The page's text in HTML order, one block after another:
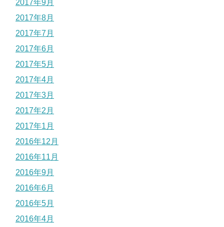
2017年9月
2017年8月
2017年7月
2017年6月
2017年5月
2017年4月
2017年3月
2017年2月
2017年1月
2016年12月
2016年11月
2016年9月
2016年6月
2016年5月
2016年4月